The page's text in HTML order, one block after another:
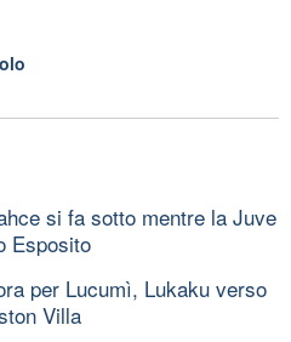
si fa sotto mentre la Juve
Esposito
per Lucumì, Lukaku verso
Villa